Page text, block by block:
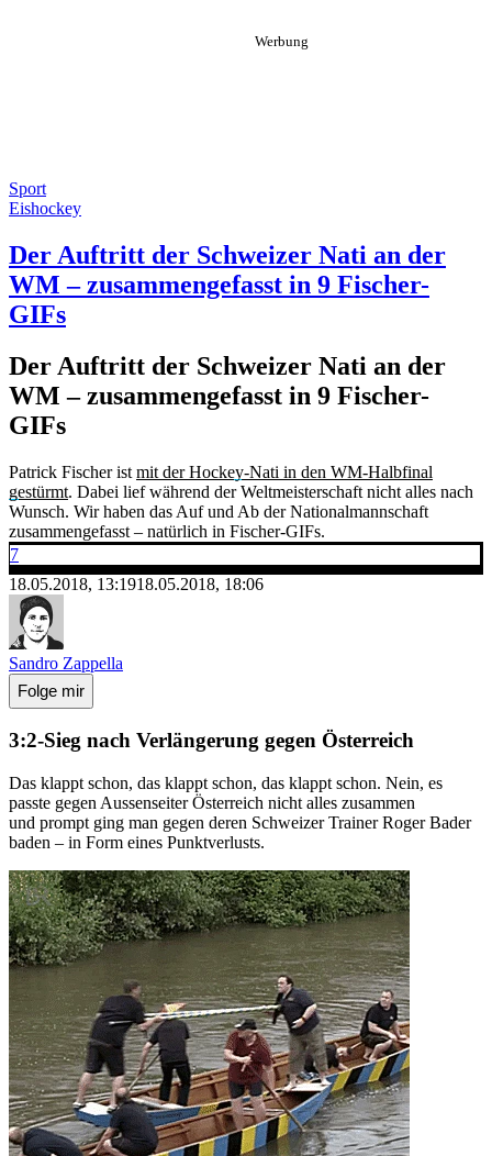
Sport
Eishockey
Der Auftritt der Schweizer Nati an der
WM – zusammengefasst in 9 Fischer-
GIFs
Der Auftritt der Schweizer Nati an der
WM – zusammengefasst in 9 Fischer-
GIFs
Patrick Fischer ist mit der Hockey-Nati in den WM-Halbfinal
gestürmt. Dabei lief während der Weltmeisterschaft nicht alles nach
Wunsch. Wir haben das Auf und Ab der Nationalmannschaft
zusammengefasst – natürlich in Fischer-GIFs.
7
18.05.2018, 13:1918.05.2018, 18:06
Sandro Zappella
Folge mir
3:2-Sieg nach Verlängerung gegen Österreich
Das klappt schon, das klappt schon, das klappt schon. Nein, es
passte gegen Aussenseiter Österreich nicht alles zusammen
und prompt ging man gegen deren Schweizer Trainer Roger Bader
baden – in Form eines Punktverlusts.